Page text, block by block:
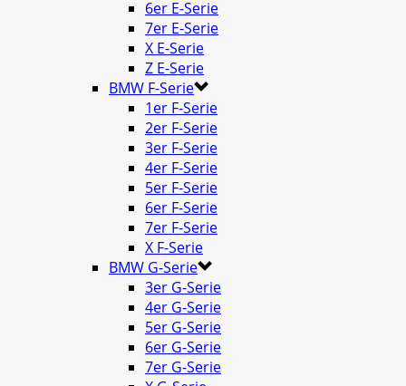
6er E-Serie
7er E-Serie
X E-Serie
Z E-Serie
BMW F-Serie
1er F-Serie
2er F-Serie
3er F-Serie
4er F-Serie
5er F-Serie
6er F-Serie
7er F-Serie
X F-Serie
BMW G-Serie
3er G-Serie
4er G-Serie
5er G-Serie
6er G-Serie
7er G-Serie